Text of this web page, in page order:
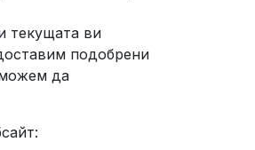
текущата ви
подобрени
можем да